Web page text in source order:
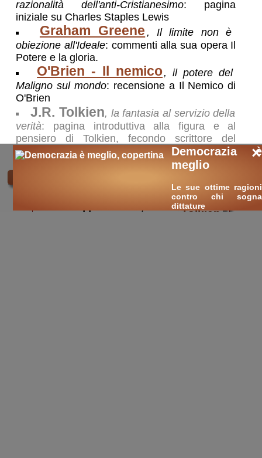
razionalità dell'anti-Cristianesimo: pagina
iniziale su Charles Staples Lewis
Graham Greene , Il limite non è
obiezione all'Ideale: commenti alla sua opera Il
Potere e la gloria.
O'Brien - Il nemico, il potere del
Maligno sul mondo: recensione a Il Nemico di
O'Brien
J.R. Tolkien, la fantasia al servizio della
verità: pagina introduttiva alla figura e al
pensiero di Tolkien, fecondo scrittore del
Novecento
cercalibrisui temi: Tolkien
×
Democrazia è
meglio
Le sue ottime ragioni
contro chi sogna
dittature